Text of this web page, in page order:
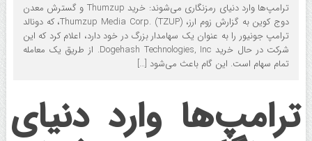
ترامپ‌ها وارد دنیای رمزنگاری می‌شوند: خرید Thumzup و گسترش معدن
دوج کوین به گزارش زوم ارز، Thumzup Media Corp. (TZUP)، که دونالد
ترامپ جونیور را به عنوان یک سهامدار بزرگ در خود دارد، اعلام کرد که این
شرکت در حال خرید Dogehash Technologies, Inc. از طریق یک معامله
تمام سهام است. این گام باعث می‌شود […]
ترامپ‌ها وارد دنیای